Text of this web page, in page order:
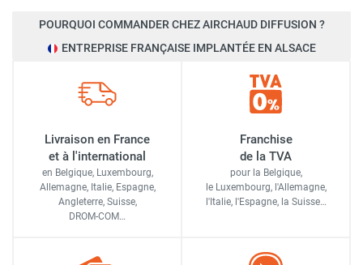
POURQUOI COMMANDER CHEZ AIRCHAUD DIFFUSION ?
ENTREPRISE FRANÇAISE IMPLANTÉE EN ALSACE
Livraison en France
et à l'international
en Belgique, Luxembourg,
Allemagne, Italie, Espagne,
Angleterre, Suisse,
DROM-COM…
Franchise
de la TVA
pour la Belgique,
le Luxembourg, l'Allemagne,
l'Italie, l'Espagne, la Suisse…